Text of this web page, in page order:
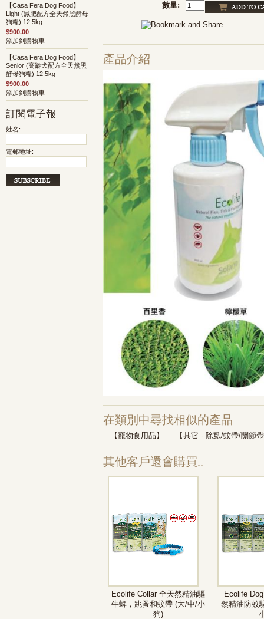
【Casa Fera Dog Food】
Light (減肥配方全天然黑酵母
狗糧) 12.5kg
$900.00
添加到購物車
【Casa Fera Dog Food】
Senior (高齡犬配方全天然黑
酵母狗糧) 12.5kg
$900.00
添加到購物車
訂閱電子報
姓名:
電郵地址:
數量:
產品介紹
在類別中尋找相似的產品
【寵物食用品】 【其它 - 除虱/蚊帶/關節
其他客戶還會購買..
Ecolife Collar 全天然精油驅
牛蜱，跳蚤和蚊帶 (大/中/小
狗)
Ecolife
然精油防蚊